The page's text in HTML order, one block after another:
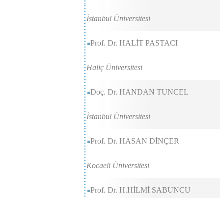
İstanbul Üniversitesi
Prof. Dr. HALİT PASTACI
Haliç Üniversitesi
Doç. Dr. HANDAN TUNCEL
İstanbul Üniversitesi
Prof. Dr. HASAN DİNÇER
Kocaeli Üniversitesi
Prof. Dr. H.HİLMİ SABUNCU